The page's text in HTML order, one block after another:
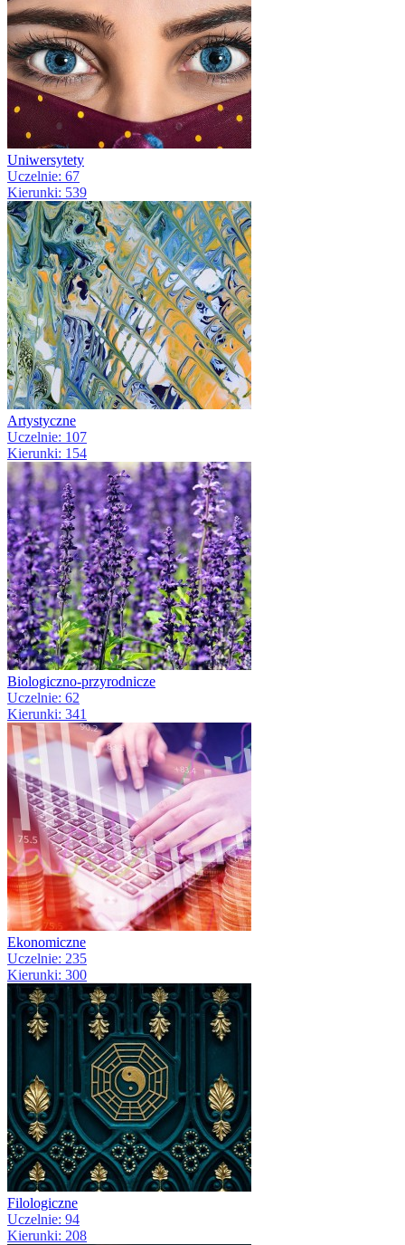
Uniwersytety
Uczelnie: 67
Kierunki: 539
Artystyczne
Uczelnie: 107
Kierunki: 154
Biologiczno-przyrodnicze
Uczelnie: 62
Kierunki: 341
Ekonomiczne
Uczelnie: 235
Kierunki: 300
Filologiczne
Uczelnie: 94
Kierunki: 208